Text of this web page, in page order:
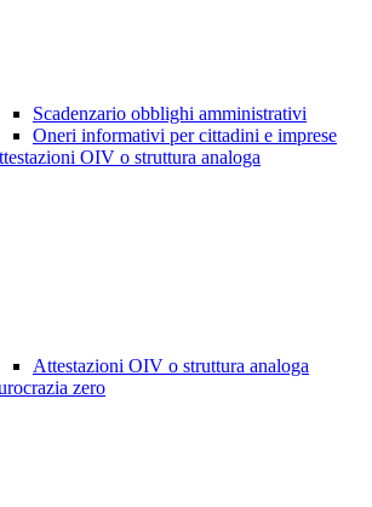
Scadenzario obblighi amministrativi
Oneri informativi per cittadini e imprese
OIV o struttura analoga
Attestazioni OIV o struttura analoga
zero